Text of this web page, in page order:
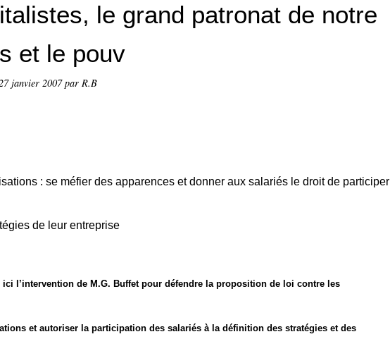
le grand patronat de notre
et le pouv
janvier 2007par R.B
: se méfier des apparences et donner aux salariés le droit de participer
de leur entreprise
ici l’intervention de M.G. Buffet pour défendre la proposition de loi contre les
et autoriser la participation des salariés à la définition des stratégies et des